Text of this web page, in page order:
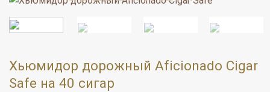
Хьюмидор дорожный Aficionado Cigar
Safe на 40 сигар